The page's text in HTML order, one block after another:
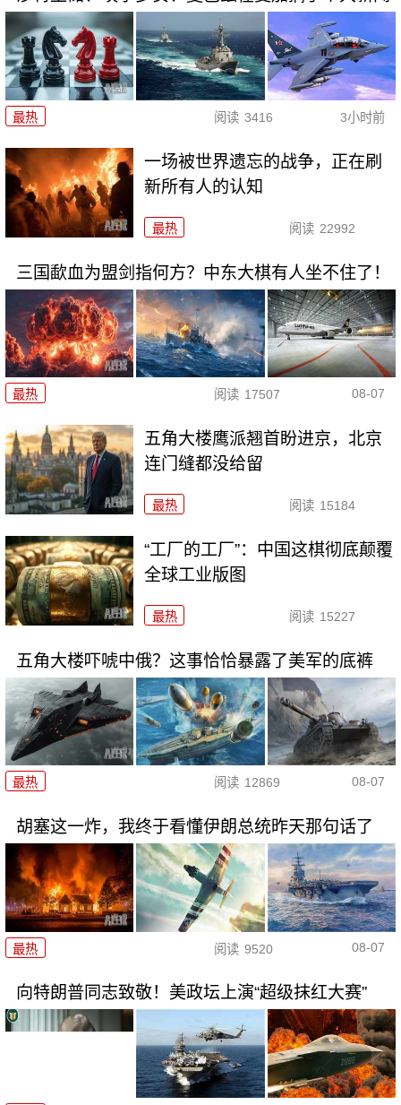
最热 阅读 3416 3小时前
一场被世界遗忘的战争，正在刷
新所有人的认知
最热 阅读 22992
三国歃血为盟剑指何方？中东大棋有人坐不住了！
最热 阅读 17507 08-07
五角大楼鹰派翘首盼进京，北京
连门缝都没给留
最热 阅读 15184
“工厂的工厂”：中国这棋彻底颠覆
全球工业版图
最热 阅读 15227
五角大楼吓唬中俄？这事恰恰暴露了美军的底裤
最热 阅读 12869 08-07
胡塞这一炸，我终于看懂伊朗总统昨天那句话了
最热 阅读 9520 08-07
向特朗普同志致敬！美政坛上演“超级抹红大赛”